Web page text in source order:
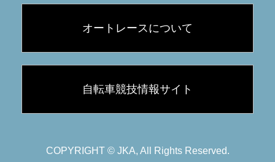
オートレースについて
自転車競技情報サイト
COPYRIGHT © JKA, All Rights Reserved.